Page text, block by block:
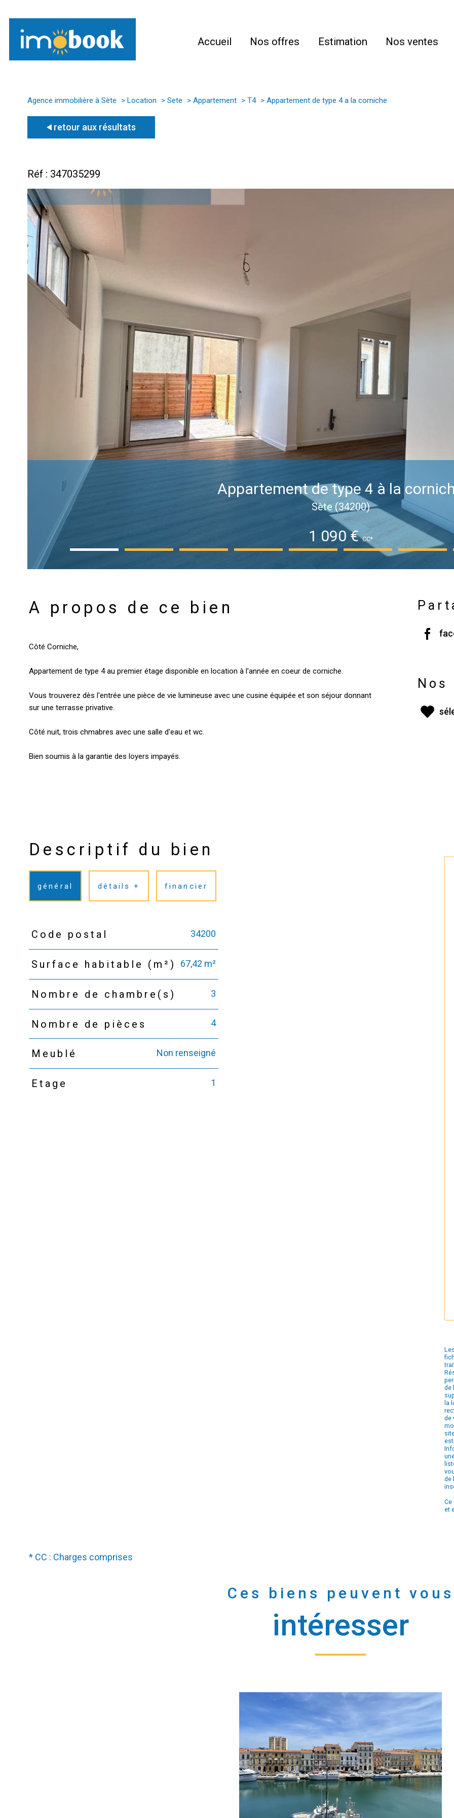
Accueil Nos offres Estimation Nos ventes
Agence immobilière à Sète Location Sete Appartement T4 Appartement de type 4 a la corniche
retour aux résultats
Réf : 347035299
Appartement de type 4 à la
Sète (34200)
1 090 € CC*
A propos de ce bien
Côté Corniche,
Appartement de type 4 au premier étage disponible en location à l'année en coeur de corniche.
Vous trouverez dès l'entrée une pièce de vie lumineuse avec une cusine équipée et son séjour donnant
sur une terrasse privative.
Côté nuit, trois chmabres avec une salle d'eau et wc.
Bien soumis à la garantie des loyers impayés.
Nos
Descriptif du bien
général détails + financier
TRAD_PAMPERO_Caracteristique Valeurs
Code postal 34200
Surface habitable (m²) 67,42 m²
Nombre de chambre(s) 3
Nombre de pièces 4
Meublé Non renseigné
Etage 1
de
la
de
de
Ce
et
* CC : Charges comprises
Ces biens peuvent vous
intéresser
voir le bien